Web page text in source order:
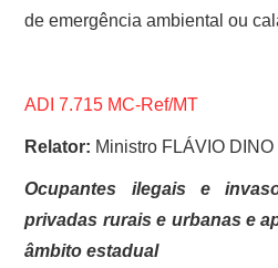
de emergência ambiental ou
ADI 7.715 MC-Ref/MT
Relator: Ministro FLÁVIO DINO
Ocupantes ilegais e
privadas rurais e urbanas e
âmbito estadual